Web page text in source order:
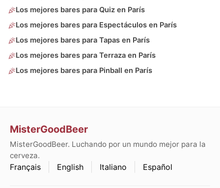
Los mejores bares para Quiz en París
Los mejores bares para Espectáculos en París
Los mejores bares para Tapas en París
Los mejores bares para Terraza en París
Los mejores bares para Pinball en París
MisterGoodBeer
MisterGoodBeer. Luchando por un mundo mejor para la
cerveza.
Français English Italiano Español